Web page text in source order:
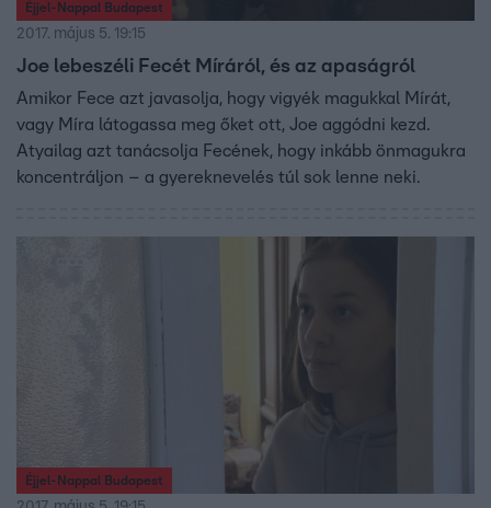
Éjjel-Nappal Budapest
2017. május 5. 19:15
Joe lebeszéli Fecét Míráról, és az apaságról
Amikor Fece azt javasolja, hogy vigyék magukkal Mírát,
vagy Míra látogassa meg őket ott, Joe aggódni kezd.
Atyailag azt tanácsolja Fecének, hogy inkább önmagukra
koncentráljon – a gyereknevelés túl sok lenne neki.
Éjjel-Nappal Budapest